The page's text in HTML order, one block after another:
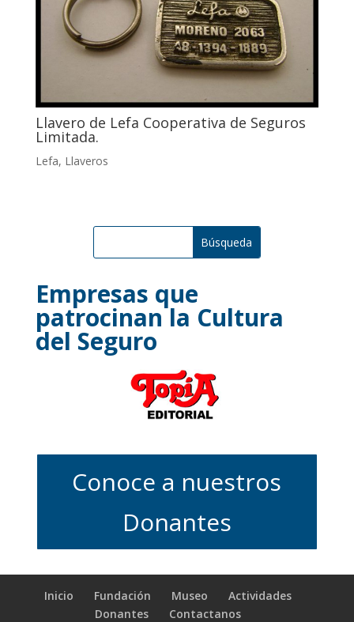
Llavero de Lefa Cooperativa de Seguros
Limitada.
Lefa, Llaveros
Empresas que
patrocinan la Cultura
del Seguro
Conoce a nuestros
Donantes
Inicio Fundación Museo
Actividades
Donantes
Contactanos